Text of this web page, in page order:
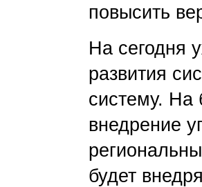
повысить
На сегодня
развития
систему. На
внедрение
будет